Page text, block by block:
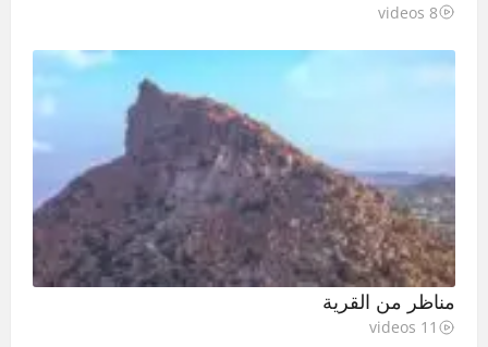
8 videos
مناظر من القرية
11 videos